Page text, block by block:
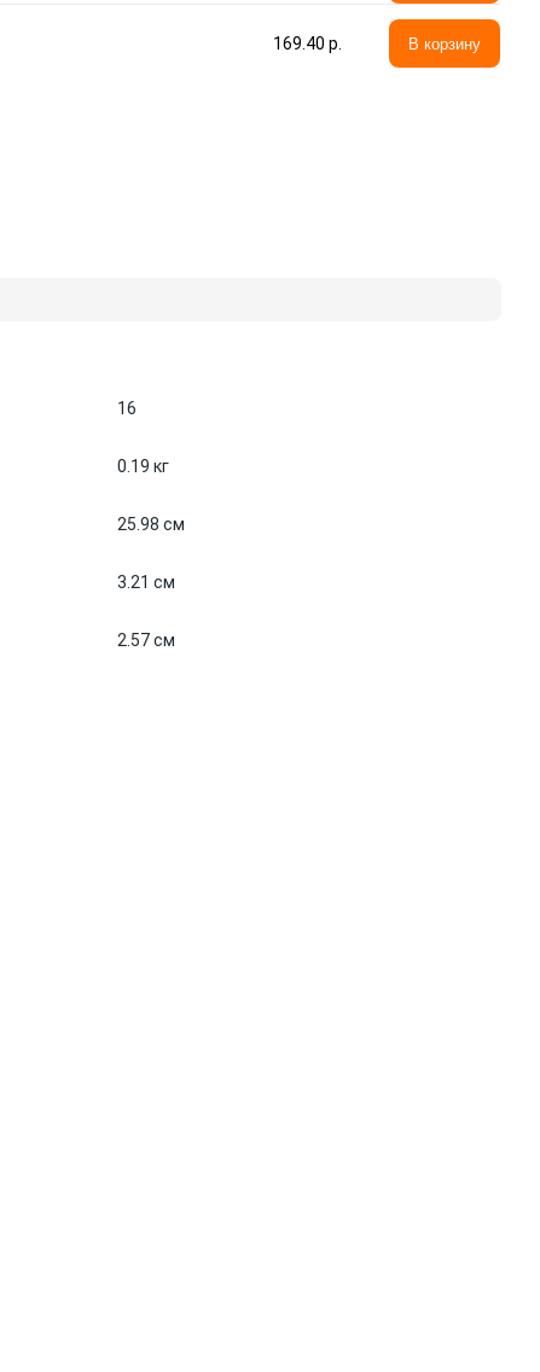
169.40 p. В корзину
16
0.19 кг
25.98 см
3.21 см
2.57 см